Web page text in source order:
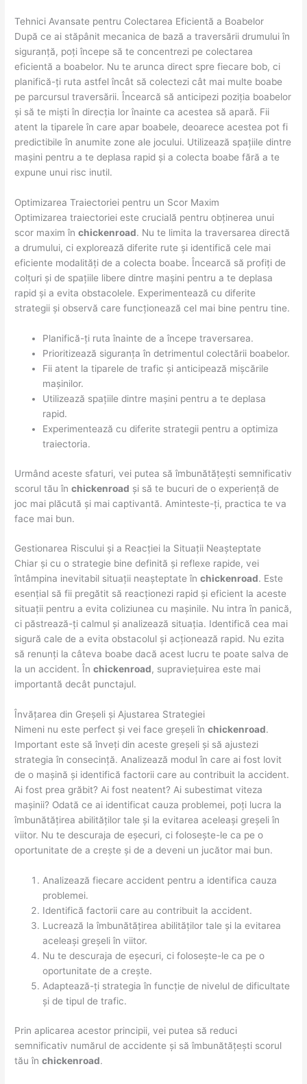
Tehnici Avansate pentru Colectarea Eficientă a Boabelor
După ce ai stăpânit mecanica de bază a traversării drumului în
siguranță, poți începe să te concentrezi pe colectarea
eficientă a boabelor. Nu te arunca direct spre fiecare bob, ci
planifică-ți ruta astfel încât să colectezi cât mai multe boabe
pe parcursul traversării. Încearcă să anticipezi poziția boabelor
și să te miști în direcția lor înainte ca acestea să apară. Fii
atent la tiparele în care apar boabele, deoarece acestea pot fi
predictibile în anumite zone ale jocului. Utilizează spațiile dintre
mașini pentru a te deplasa rapid și a colecta boabe fără a te
expune unui risc inutil.
Optimizarea Traiectoriei pentru un Scor Maxim
Optimizarea traiectoriei este crucială pentru obținerea unui
scor maxim închickenroad. Nu te limita la traversarea directă
a drumului, ci explorează diferite rute și identifică cele mai
eficiente modalități de a colecta boabe. Încearcă să profiți de
colțuri și de spațiile libere dintre mașini pentru a te deplasa
rapid și a evita obstacolele. Experimentează cu diferite
strategii și observă care funcționează cel mai bine pentru tine.
Planifică-ți ruta înainte de a începe traversarea.
Prioritizează siguranța în detrimentul colectării boabelor.
Fii atent la tiparele de trafic și anticipează mișcările
mașinilor.
Utilizează spațiile dintre mașini pentru a te deplasa
rapid.
Experimentează cu diferite strategii pentru a optimiza
traiectoria.
Urmând aceste sfaturi, vei putea să îmbunătățești semnificativ
scorul tău închickenroad și să te bucuri de o experiență de
joc mai plăcută și mai captivantă. Aminteste-ți, practica te va
face mai bun.
Gestionarea Riscului și a Reacției la Situații Neașteptate
Chiar și cu o strategie bine definită și reflexe rapide, vei
întâmpina inevitabil situații neașteptate închickenroad. Este
esențial să fii pregătit să reacționezi rapid și eficient la aceste
situații pentru a evita coliziunea cu mașinile. Nu intra în panică,
ci păstrează-ți calmul și analizează situația. Identifică cea mai
sigură cale de a evita obstacolul și acționează rapid. Nu ezita
să renunți la câteva boabe dacă acest lucru te poate salva de
la un accident. Închickenroad, supraviețuirea este mai
importantă decât punctajul.
Învățarea din Greșeli și Ajustarea Strategiei
Nimeni nu este perfect și vei face greșeli închickenroad.
Important este să înveți din aceste greșeli și să ajustezi
strategia în consecință. Analizează modul în care ai fost lovit
de o mașină și identifică factorii care au contribuit la accident.
Ai fost prea grăbit? Ai fost neatent? Ai subestimat viteza
mașinii? Odată ce ai identificat cauza problemei, poți lucra la
îmbunătățirea abilităților tale și la evitarea aceleași greșeli în
viitor. Nu te descuraja de eșecuri, ci folosește-le ca pe o
oportunitate de a crește și de a deveni un jucător mai bun.
Analizează fiecare accident pentru a identifica cauza
problemei.
Identifică factorii care au contribuit la accident.
Lucrează la îmbunătățirea abilităților tale și la evitarea
aceleași greșeli în viitor.
Nu te descuraja de eșecuri, ci folosește-le ca pe o
oportunitate de a crește.
Adaptează-ți strategia în funcție de nivelul de dificultate
și de tipul de trafic.
Prin aplicarea acestor principii, vei putea să reduci
semnificativ numărul de accidente și să îmbunătățești scorul
tău închickenroad.